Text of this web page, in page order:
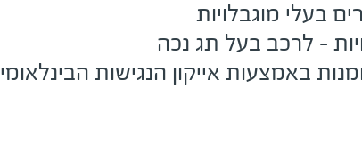
בעלי מוגבלויות
- לרכב בעל תג נכה
באמצעות אייקון הנגישות הבינלאומי